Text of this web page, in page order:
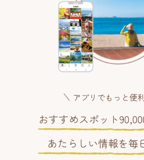
アプリでもっと便
おすすめスポット
あたらしい情報を毎